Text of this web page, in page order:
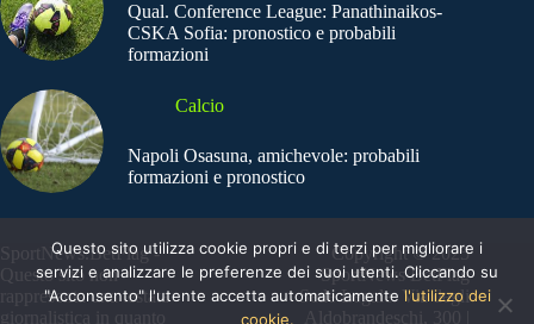
Qual. Conference League: Panathinaikos-
CSKA Sofia: pronostico e probabili
formazioni
Calcio
Napoli Osasuna, amichevole: probabili
formazioni e pronostico
SportNews.BetFlag -
Questo sito non
rappresenta una testata
giornalistica in quanto
Copyright © 2025
SportNews BetFlag
Sede Legale: Via degli
Aldobrandeschi, 300 |
Questo sito utilizza cookie propri e di terzi per migliorare i
servizi e analizzare le preferenze dei suoi utenti. Cliccando su
"Acconsento" l'utente accetta automaticamente l'utilizzo dei
cookie.